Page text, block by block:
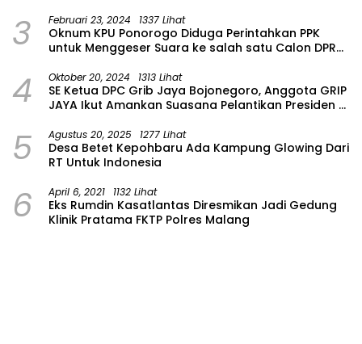
3 Februari 23, 2024 1337 Lihat
Oknum KPU Ponorogo Diduga Perintahkan PPK
untuk Menggeser Suara ke salah satu Calon DPRD
4 Oktober 20, 2024 1313 Lihat
SE Ketua DPC Grib Jaya Bojonegoro, Anggota GRIP
JAYA Ikut Amankan Suasana Pelantikan Presiden di
5 Agustus 20, 2025 1277 Lihat
Desa Betet Kepohbaru Ada Kampung Glowing Dari
RT Untuk Indonesia
6 April 6, 2021 1132 Lihat
Eks Rumdin Kasatlantas Diresmikan Jadi Gedung
Klinik Pratama FKTP Polres Malang